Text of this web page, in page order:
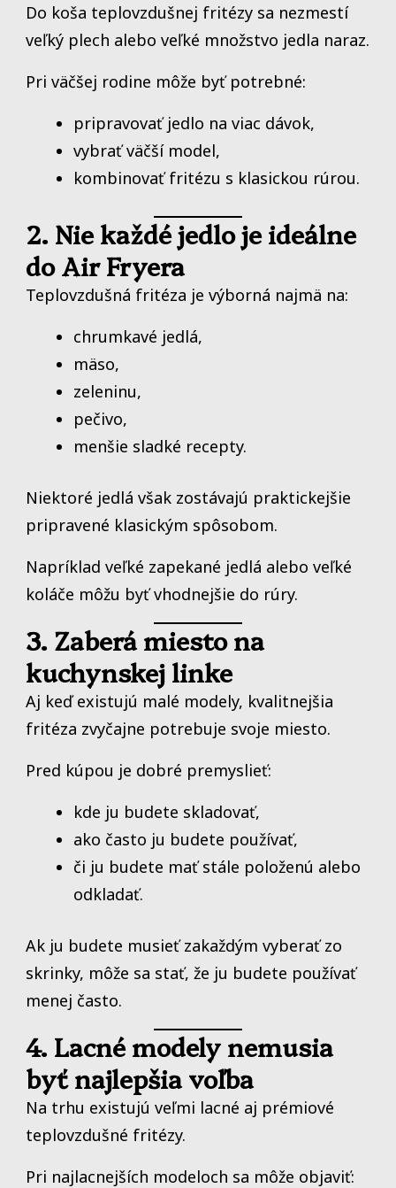
Do koša teplovzdušnej fritézy sa nezmestí
veľký plech alebo veľké množstvo jedla naraz.
Pri väčšej rodine môže byť potrebné:
pripravovať jedlo na viac dávok,
vybrať väčší model,
kombinovať fritézu s klasickou rúrou.
2. Nie každé jedlo je ideálne
do Air Fryera
Teplovzdušná fritéza je výborná najmä na:
chrumkavé jedlá,
mäso,
zeleninu,
pečivo,
menšie sladké recepty.
Niektoré jedlá však zostávajú praktickejšie
pripravené klasickým spôsobom.
Napríklad veľké zapekané jedlá alebo veľké
koláče môžu byť vhodnejšie do rúry.
3. Zaberá miesto na
kuchynskej linke
Aj keď existujú malé modely, kvalitnejšia
fritéza zvyčajne potrebuje svoje miesto.
Pred kúpou je dobré premyslieť:
kde ju budete skladovať,
ako často ju budete používať,
či ju budete mať stále položenú alebo
odkladať.
Ak ju budete musieť zakaždým vyberať zo
skrinky, môže sa stať, že ju budete používať
menej často.
4. Lacné modely nemusia
byť najlepšia voľba
Na trhu existujú veľmi lacné aj prémiové
teplovzdušné fritézy.
Pri najlacnejších modeloch sa môže objaviť: